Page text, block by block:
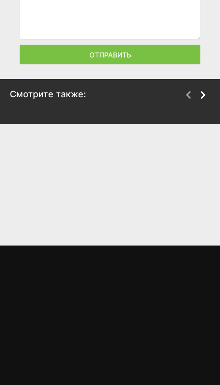
ОТПРАВИТЬ
Смотрите также: